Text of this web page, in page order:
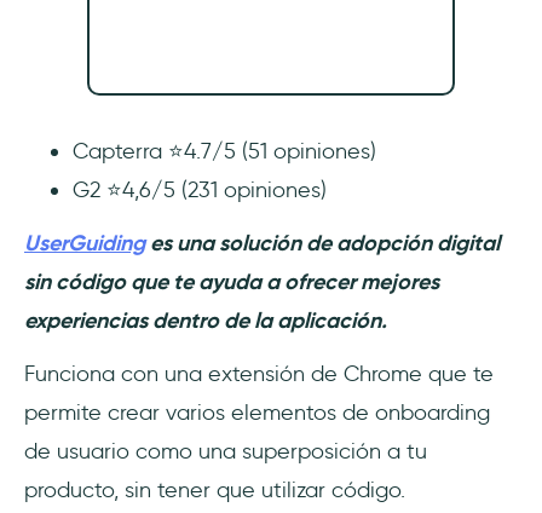
Capterra ⭐4.7/5 (51 opiniones)
G2 ⭐4,6/5 (231 opiniones)
UserGuidinges una solución de adopción digital
sin código que te ayuda a ofrecer mejores
experiencias dentro de la aplicación.
Funciona con una extensión de Chrome que te
permite crear varios elementos de onboarding
de usuario como una superposición a tu
producto, sin tener que utilizar código.